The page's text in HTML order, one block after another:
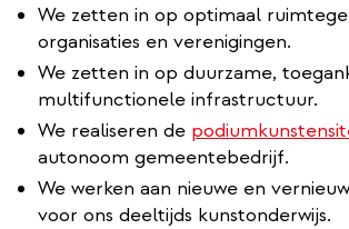
We zetten in op optimaal
organisaties en verenigingen.
We zetten in op duurzame,
multifunctionele infrastructuur.
We realiseren de
autonoom gemeentebedrijf.
We werken aan nieuwe en
voor ons deeltijds kunstonderwijs.